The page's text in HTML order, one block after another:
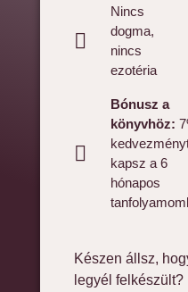
Nincs
dogma,
nincs
ezotéria
Bónusz a
könyvhöz:
kapsz a 6
hónapos
Készen állsz,
legyél felkészült?